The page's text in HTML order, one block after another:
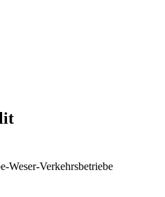
Weser-Verkehrsbetriebe